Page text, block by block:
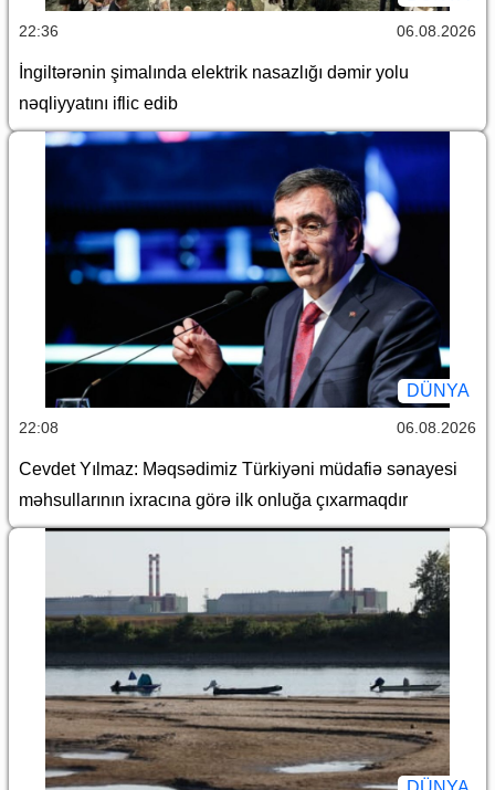
22:36 06.08.2026
İngiltərənin şimalında elektrik nasazlığı dəmir yolu
nəqliyyatını iflic edib
DÜNYA
22:08 06.08.2026
Cevdet Yılmaz: Məqsədimiz Türkiyəni müdafiə sənayesi
məhsullarının ixracına görə ilk onluğa çıxarmaqdır